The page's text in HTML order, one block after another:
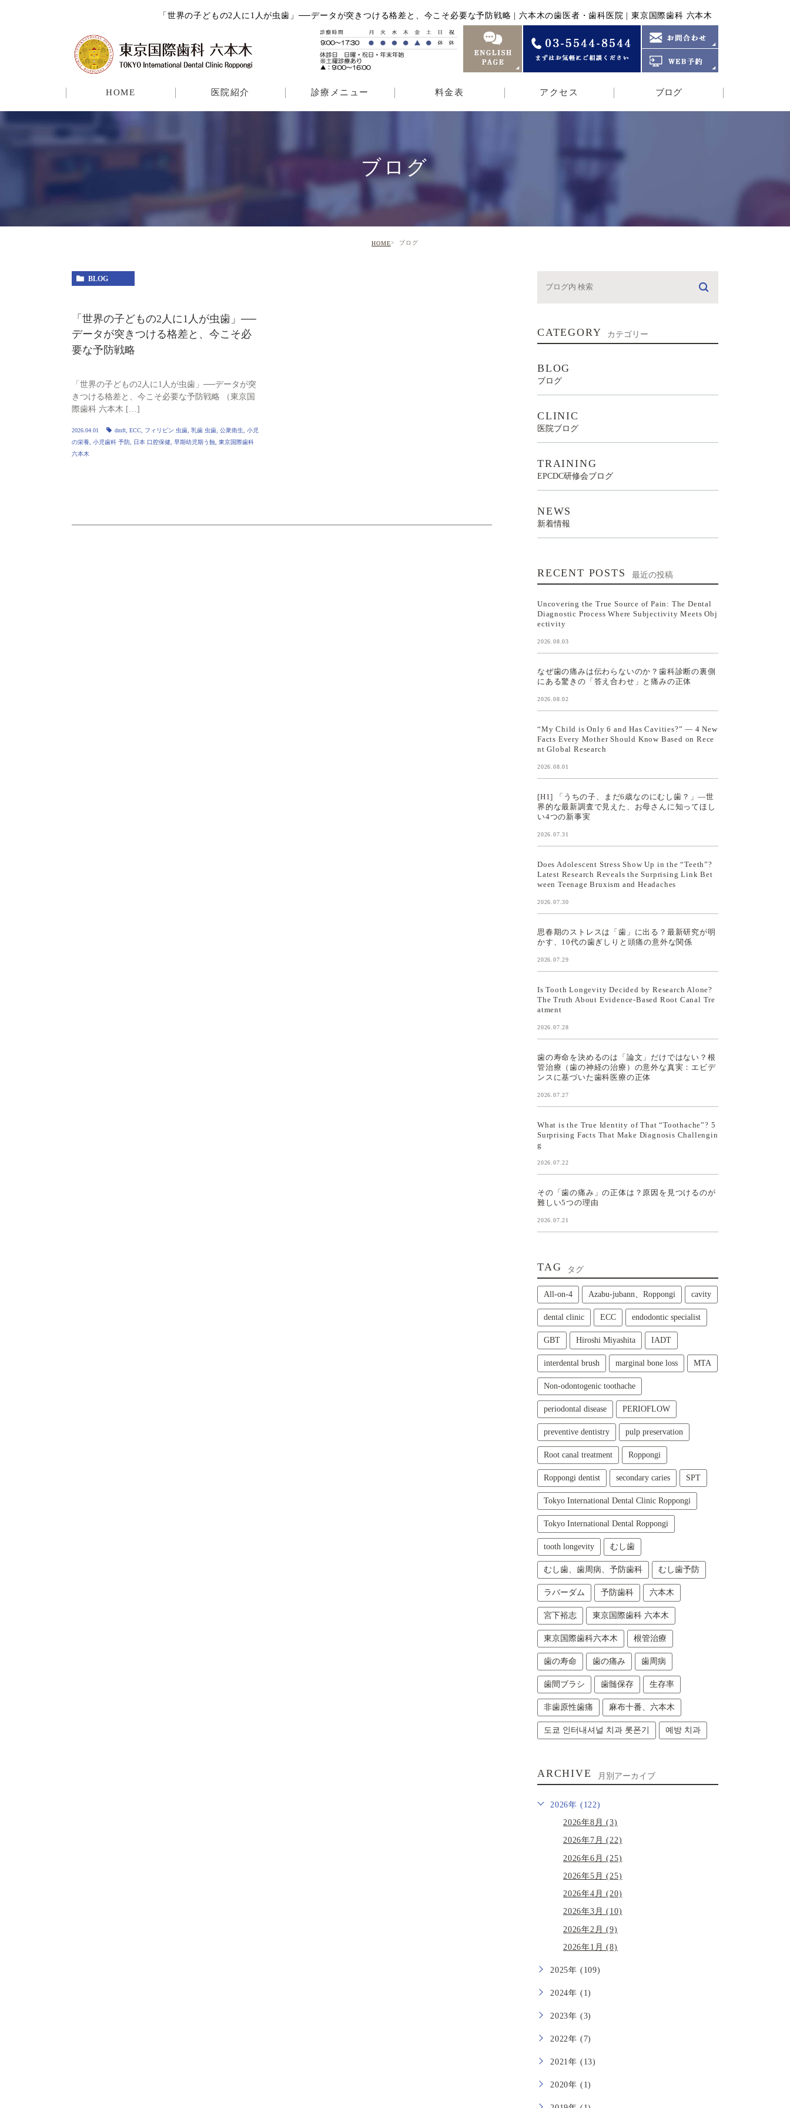
「世界の子どもの2人に1人が虫歯」──データが突きつける格差と、今こそ必要な予防戦略 | 六本木の歯医者・歯科医院 | 東京国際歯科 六本木
HOME 医院紹介 診療メニュー 料金表 アクセス ブログ
ブログ
HOME ブログ
BLOG
「世界の子どもの2人に1人が虫歯」──
データが突きつける格差と、今こそ必
要な予防戦略
「世界の子どもの2人に1人が虫歯」──データが突
きつける格差と、今こそ必要な予防戦略 （東京国
際歯科 六本木 […]
2026.04.01 dmft ECC フィリピン 虫歯 乳歯 虫歯 公衆衛生
小児
の栄養 小児歯科 予防 日本 口腔保健 早期幼児期う蝕
東京国際歯科
六本木
CATEGORY カテゴリー
BLOG
ブログ
CLINIC
医院ブログ
TRAINING
EPCDC研修会ブログ
NEWS
新着情報
RECENT POSTS 最近の投稿
Uncovering the True Source of Pain: The Dental
Diagnostic Process Where Subjectivity Meets Obj
ectivity
2026.08.03
なぜ歯の痛みは伝わらないのか？歯科診断の裏側
にある驚きの「答え合わせ」と痛みの正体
2026.08.02
“My Child is Only 6 and Has Cavities?” — 4 New
Facts Every Mother Should Know Based on Rece
nt Global Research
2026.08.01
[H1] 「うちの子、まだ6歳なのにむし歯？」—世
界的な最新調査で見えた、お母さんに知ってほし
い4つの新事実
2026.07.31
Does Adolescent Stress Show Up in the “Teeth”?
Latest Research Reveals the Surprising Link Bet
ween Teenage Bruxism and Headaches
2026.07.30
思春期のストレスは「歯」に出る？最新研究が明
かす、10代の歯ぎしりと頭痛の意外な関係
2026.07.29
Is Tooth Longevity Decided by Research Alone?
The Truth About Evidence-Based Root Canal Tre
atment
2026.07.28
歯の寿命を決めるのは「論文」だけではない？根
管治療（歯の神経の治療）の意外な真実：エビデ
ンスに基づいた歯科医療の正体
2026.07.27
What is the True Identity of That “Toothache”? 5
Surprising Facts That Make Diagnosis Challengin
g
2026.07.22
その「歯の痛み」の正体は？原因を見つけるのが
難しい5つの理由
2026.07.21
TAG タグ
All‑on‑4 Azabu-jubann、Roppongi cavity
dental clinic ECC endodontic specialist
GBT Hiroshi Miyashita IADT
interdental brush marginal bone loss MTA
Non-odontogenic toothache
periodontal disease PERIOFLOW
preventive dentistry pulp preservation
Root canal treatment Roppongi
Roppongi dentist secondary caries SPT
Tokyo International Dental Clinic Roppongi
Tokyo International Dental Roppongi
tooth longevity むし歯
むし歯、歯周病、予防歯科 むし歯予防
ラバーダム 予防歯科 六本木
宮下裕志 東京国際歯科 六本木
東京国際歯科六本木 根管治療
歯の寿命 歯の痛み 歯周病
歯間ブラシ 歯髄保存 生存率
非歯原性歯痛 麻布十番、六本木
도쿄 인터내셔널 치과 롯폰기 예방 치과
ARCHIVE 月別アーカイブ
2026年 (122)
2026年8月 (3)
2026年7月 (22)
2026年6月 (25)
2026年5月 (25)
2026年4月 (20)
2026年3月 (10)
2026年2月 (9)
2026年1月 (8)
2025年 (109)
2024年 (1)
2023年 (3)
2022年 (7)
2021年 (13)
2020年 (1)